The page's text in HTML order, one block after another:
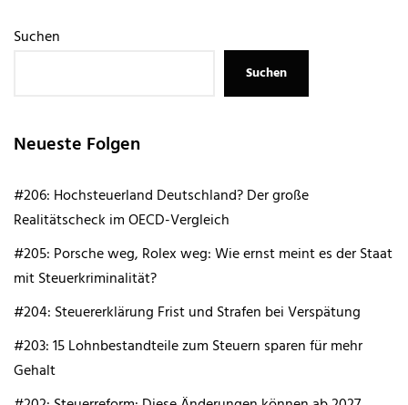
Suchen
Suchen
Neueste Folgen
#206: Hochsteuerland Deutschland? Der große
Realitätscheck im OECD-Vergleich
#205: Porsche weg, Rolex weg: Wie ernst meint es der Staat
mit Steuerkriminalität?
#204: Steuererklärung Frist und Strafen bei Verspätung
#203: 15 Lohnbestandteile zum Steuern sparen für mehr
Gehalt